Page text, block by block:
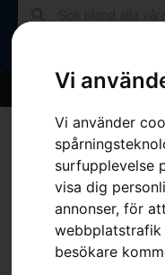
Vi
Vi använder
surfupplevelse
visa dig
annonser, för
besökare
»Sortiment»